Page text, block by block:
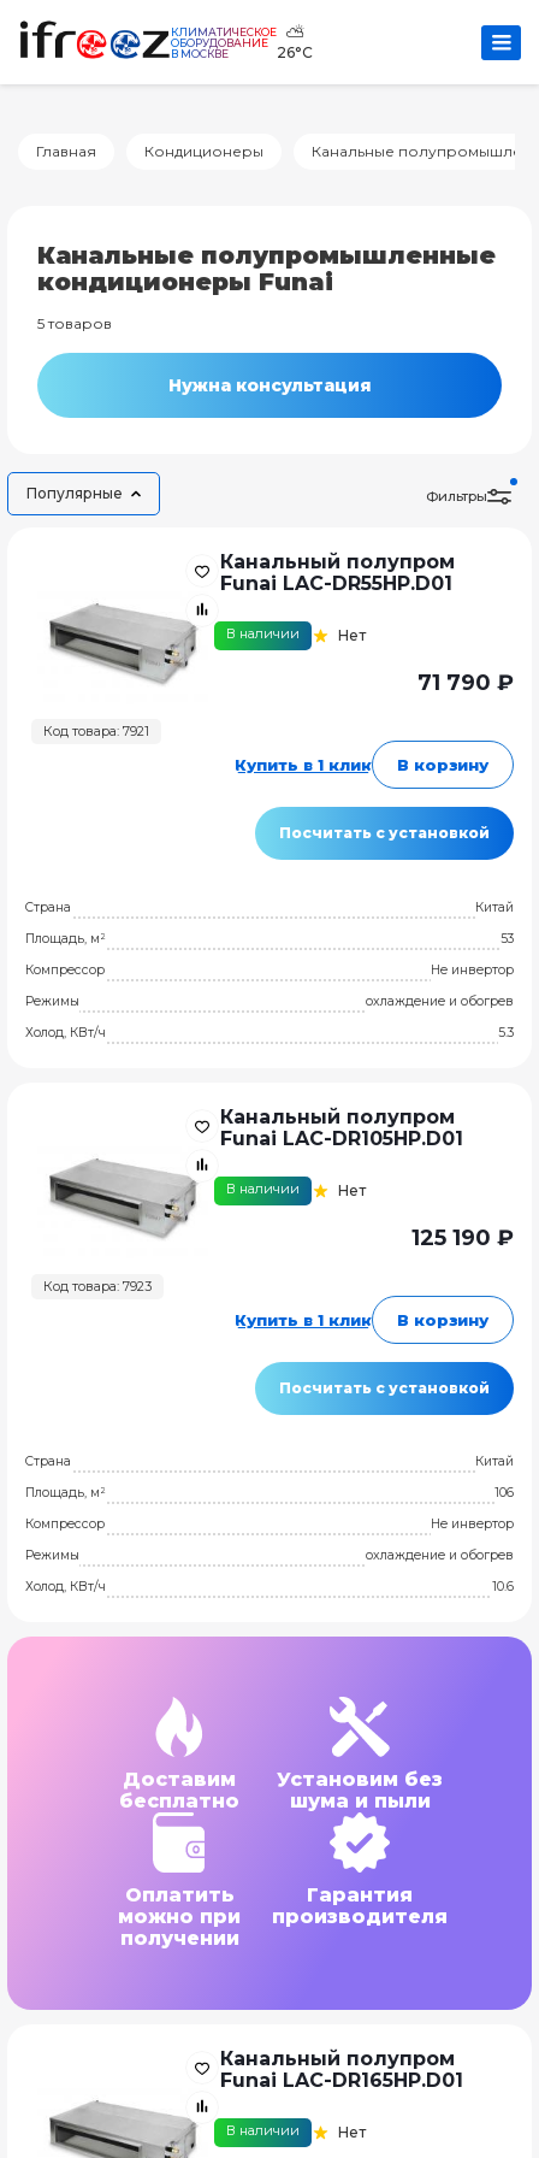
КЛИМАТИЧЕСКОЕ
ОБОРУДОВАНИЕ
В МОСКВЕ
⛅
26°C
Главная Кондиционеры Канальные
Канальные полупромышленные
кондиционеры Funai
5 товаров
Нужна консультация
Популярные Фильтры
Код товара: 7921
Канальный полупром
Funai LAC-DR55HP.D01
В наличии Нет
71 790 ₽
Купить в 1 клик В корзину
Посчитать с установкой
Страна
Китай
Площадь, м²
53
Компрессор
Не инвертор
Режимы
охлаждение и обогрев
Холод, КВт/ч
5.3
Код товара: 7923
Канальный полупром
Funai LAC-DR105HP.D01
В наличии Нет
125 190 ₽
Купить в 1 клик В корзину
Посчитать с установкой
Страна
Китай
Площадь, м²
106
Компрессор
Не инвертор
Режимы
охлаждение и обогрев
Холод, КВт/ч
10.6
Доставим
бесплатно
Установим без
шума и пыли
Оплатить
можно при
получении
Гарантия
производителя
Канальный полупром
Funai LAC-DR165HP.D01
В наличии Нет